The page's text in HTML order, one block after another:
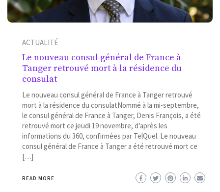
ACTUALITÉ
Le nouveau consul général de France à
Tanger retrouvé mort à la résidence du
consulat
Le nouveau consul général de France à Tanger retrouvé
mort à la résidence du consulatNommé à la mi-septembre,
le consul général de France à Tanger, Denis François, a été
retrouvé mort ce jeudi 19 novembre, d’après les
informations du 360, confirmées par TelQuel. Le nouveau
consul général de France à Tanger a été retrouvé mort ce
[…]
READ MORE